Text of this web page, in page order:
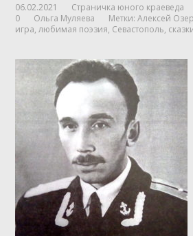
06.02.2021 Страничка юного краеведа
0
Ольга Муляева Метки:Алексей
игра,любимая поэзия, Севастополь,